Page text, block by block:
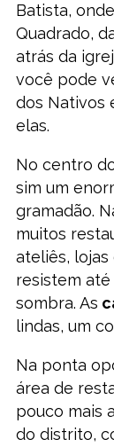
Batista,
Quadrado,
atrás da
você pode
dos Nativos
elas.
No centro
sim um
gramadão.
muitos
ateliês, lojas
resistem até
sombra. As
lindas, um
Na ponta
área de
pouco mais
do distrito,